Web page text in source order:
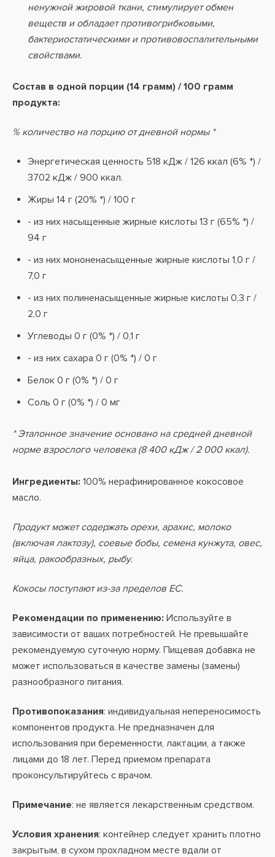
ненужной жировой ткани, стимулирует обмен
веществ и обладает противогрибковыми,
бактериостатическими и противовоспалительными
свойствами.
Состав в одной порции (14 грамм) / 100 грамм
продукта:
% количество на порцию от дневной нормы *
Энергетическая ценность 518 кДж / 126 ккал (6% *) /
3702 кДж / 900 ккал.
Жиры 14 г (20% *) / 100 г
- из них насыщенные жирные кислоты 13 г (65% *) /
94 г
- из них мононенасыщенные жирные кислоты 1,0 г /
7,0 г
- из них полиненасыщенные жирные кислоты 0,3 г /
2,0 г
Углеводы 0 г (0% *) / 0,1 г
- из них сахара 0 г (0% *) / 0 г
Белок 0 г (0% *) / 0 г
Соль 0 г (0% *) / 0 мг
* Эталонное значение основано на средней дневной
норме взрослого человека (8 400 кДж / 2 000 ккал).
Ингредиенты: 100% нерафинированное кокосовое
масло.
Продукт может содержать орехи, арахис, молоко
(включая лактозу), соевые бобы, семена кунжута, овес,
яйца, ракообразных, рыбу.
Кокосы поступают из-за пределов ЕС.
Рекомендации по применению: Используйте в
зависимости от ваших потребностей. Не превышайте
рекомендуемую суточную норму. Пищевая добавка не
может использоваться в качестве замены (замены)
разнообразного питания.
Противопоказания: индивидуальная непереносимость
компонентов продукта. Не предназначен для
использования при беременности, лактации, а также
лицами до 18 лет. Перед приемом препарата
проконсультируйтесь с врачом.
Примечание: не является лекарственным средством.
Условия хранения: контейнер следует хранить плотно
закрытым, в сухом прохладном месте вдали от